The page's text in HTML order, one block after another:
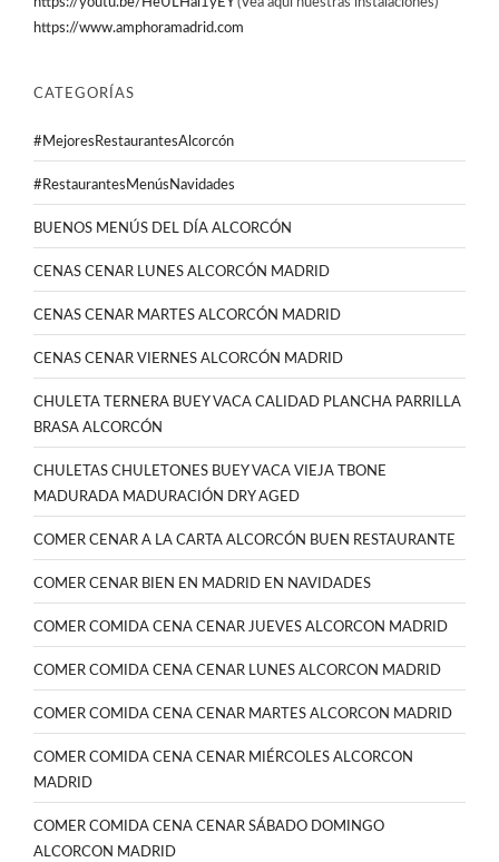
https://www.amphoramadrid.com
CATEGORÍAS
#MejoresRestaurantesAlcorcón
#RestaurantesMenúsNavidades
BUENOS MENÚS DEL DÍA ALCORCÓN
CENAS CENAR LUNES ALCORCÓN MADRID
CENAS CENAR MARTES ALCORCÓN MADRID
CENAS CENAR VIERNES ALCORCÓN MADRID
CHULETA TERNERA BUEY VACA CALIDAD PLANCHA PARRILLA
BRASA ALCORCÓN
CHULETAS CHULETONES BUEY VACA VIEJA TBONE
MADURADA MADURACIÓN DRY AGED
COMER CENAR A LA CARTA ALCORCÓN BUEN RESTAURANTE
COMER CENAR BIEN EN MADRID EN NAVIDADES
COMER COMIDA CENA CENAR JUEVES ALCORCON MADRID
COMER COMIDA CENA CENAR LUNES ALCORCON MADRID
COMER COMIDA CENA CENAR MARTES ALCORCON MADRID
COMER COMIDA CENA CENAR MIÉRCOLES ALCORCON
MADRID
COMER COMIDA CENA CENAR SÁBADO DOMINGO
ALCORCON MADRID